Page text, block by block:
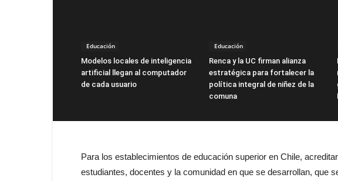
Educación
Modelos locales de inteligencia
artificial llegan al computador
de cada usuario
Educación
Renca y la UC firman alianza
estratégica para fortalecer la
política integral de niñez de la
comuna
Para los establecimientos de educación superior en Chile,
estudiantes, docentes y la comunidad en que se desarrollan, que